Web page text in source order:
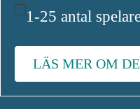
1-25 antal
LÄS MER OM